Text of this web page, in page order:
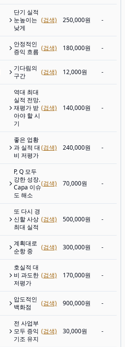
단기 실적
눈높이는
낮게
(검색) 250,000원 -
안정적인
증익 흐름 (검색) 180,000원 -
기다림의
구간
(검색) 12,000원 -
역대 최대
실적 전망.
재평가 받
아야 할 시
기
(검색) 140,000원 -
좋은 업황
과 실적 대
비 저평가
(검색) 240,000원 -
P, Q 모두
강한 성장.
Capa 이슈
도 해소
(검색) 70,000원 -
또 다시 경
신할 사상
최대 실적
(검색) 500,000원 -
계획대로
순항 중
(검색) 300,000원 -
호실적 대
비 과도한
저평가
(검색) 170,000원 -
압도적인
백화점
(검색) 900,000원 -
전 사업부
모두 증익
기조 유지
(검색) 30,000원 -